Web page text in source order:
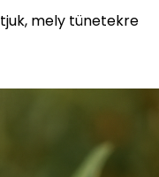
mely tünetekre